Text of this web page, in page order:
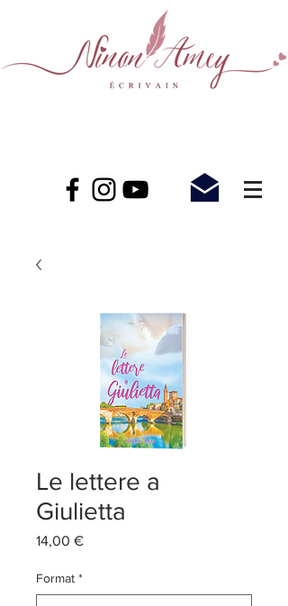
Le lettere a
Giulietta
14,00 €Prix
Format *